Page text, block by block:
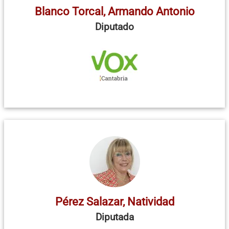
Blanco Torcal, Armando Antonio
Diputado
Pérez Salazar, Natividad
Diputada